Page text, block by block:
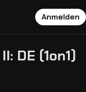
Anmelden
DE (1on1)